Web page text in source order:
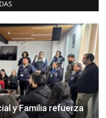
y Familia refuerza